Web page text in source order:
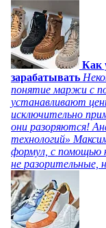
Как
зарабатывать
понятие маржи с
устанавливают
исключительно
они разоряются!
технологий»
формул, с помощью
не разорительные,